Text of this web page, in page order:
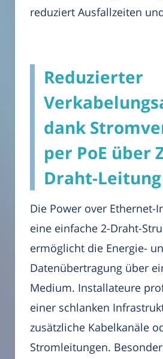
reduziert Ausfallzeiten
Reduzierter
dank
per PoE über
Draht-
Die Power over Ethernet-
eine einfache 2-Draht-
ermöglicht die Energie-
Datenübertragung über
Medium. Installateure
einer schlanken
zusätzliche Kabelkanäle
Stromleitungen.